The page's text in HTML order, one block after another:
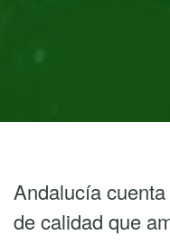
Andalucía
de calidad que